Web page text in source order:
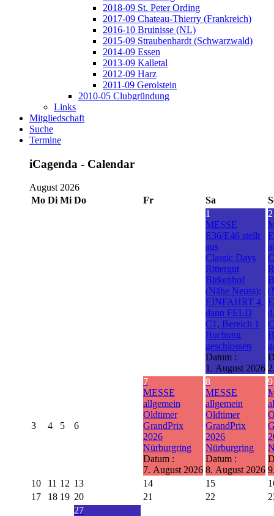
2018-09 St. Peter Ording
2017-09 Chateau-Thierry (Frankreich)
2016-10 Bruinisse (NL)
2015-09 Straubenhardt (Schwarzwald)
2014-09 Essen
2013-09 Kalletal
2012-09 Harz
2011-09 Gerolstein
2010-05 Clubgründung
Links
Mitgliedschaft
Suche
Termine
iCagenda - Calendar
August 2026
Mo Di Mi Do Fr Sa
1
MESSE
E36/E46 stellt
aus
Classic Days
Rittergut
Birkenhof
(Nähe Neuss);
EINFAHRT 4,
dann FELD
C1, Bereich 1
Buchung
geschlossen
Datum :
1. August 2026
2
3 4 5 6
7
MESSE
allgemein
Oldtimer
GrandPrix
2026
Nürburgring
Datum :
7. August 2026
8
MESSE
allgemein
Oldtimer
GrandPrix
2026
Nürburgring
Datum :
8. August 2026
9
10
11 12 13 14 15
17
18 19 20 21 22
27